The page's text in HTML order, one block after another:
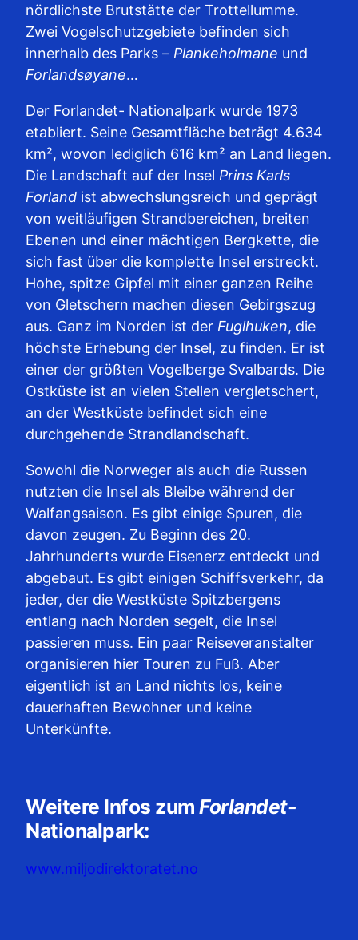
nördlichste Brutstätte der Trottellumme.
Zwei Vogelschutzgebiete befinden sich
innerhalb des Parks – Plankeholmane und
Forlandsøyane…
Der Forlandet- Nationalpark wurde 1973
etabliert. Seine Gesamtfläche beträgt 4.634
km², wovon lediglich 616 km² an Land liegen.
Die Landschaft auf der Insel Prins Karls
Forland ist abwechslungsreich und geprägt
von weitläufigen Strandbereichen, breiten
Ebenen und einer mächtigen Bergkette, die
sich fast über die komplette Insel erstreckt.
Hohe, spitze Gipfel mit einer ganzen Reihe
von Gletschern machen diesen Gebirgszug
aus. Ganz im Norden ist der Fuglhuken, die
höchste Erhebung der Insel, zu finden. Er ist
einer der größten Vogelberge Svalbards. Die
Ostküste ist an vielen Stellen vergletschert,
an der Westküste befindet sich eine
durchgehende Strandlandschaft.
Sowohl die Norweger als auch die Russen
nutzten die Insel als Bleibe während der
Walfangsaison. Es gibt einige Spuren, die
davon zeugen. Zu Beginn des 20.
Jahrhunderts wurde Eisenerz entdeckt und
abgebaut. Es gibt einigen Schiffsverkehr, da
jeder, der die Westküste Spitzbergens
entlang nach Norden segelt, die Insel
passieren muss. Ein paar Reiseveranstalter
organisieren hier Touren zu Fuß. Aber
eigentlich ist an Land nichts los, keine
dauerhaften Bewohner und keine
Unterkünfte.
Weitere Infos zumForlandet-
Nationalpark:
www.miljodirektoratet.no